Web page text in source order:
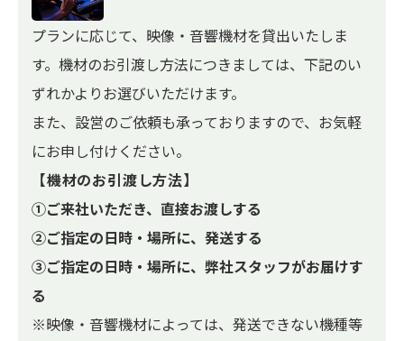
プランに応じて、映像・音響機材を貸出いたしま
す。機材のお引渡し方法につきましては、下記のい
ずれかよりお選びいただけます。
また、設営のご依頼も承っておりますので、お気軽
にお申し付けください。
【機材のお引渡し方法】
①ご来社いただき、直接お渡しする
②ご指定の日時・場所に、発送する
③ご指定の日時・場所に、弊社スタッフがお届けす
る
※映像・音響機材によっては、発送できない機種等